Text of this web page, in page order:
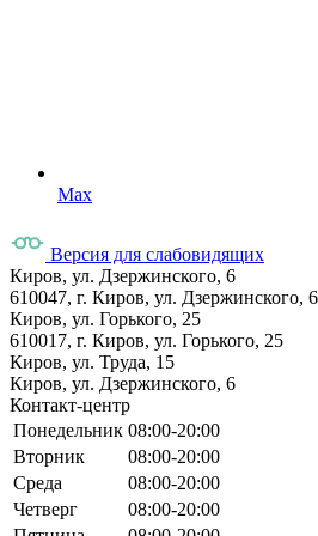
Max
Версия для слабовидящих
Киров, ул. Дзержинского, 6
610047, г. Киров, ул. Дзержинского,
Киров, ул. Горького, 25
610017, г. Киров, ул. Горького, 25
Киров, ул. Труда, 15
Киров, ул. Дзержинского, 6
Контакт-центр
Понедельник 08:00-20:00
Вторник
08:00-20:00
Среда
08:00-20:00
Четверг
08:00-20:00